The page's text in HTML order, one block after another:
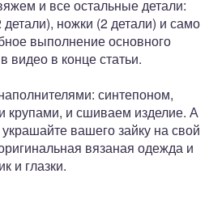
и все остальные детали:
ножки (2 детали) и само
выполнение основного
видео в конце статьи.
синтепоном,
и сшиваем изделие. А
вашего зайку на свой
вязаная одежда и
и глазки.